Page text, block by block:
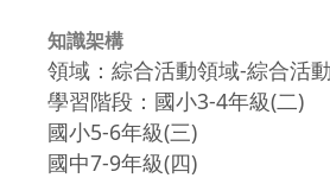
知識架構
領域：綜合活動領域-綜合活動
學習階段：國小3-4年級(二)
國小5-6年級(三)
國中7-9年級(四)